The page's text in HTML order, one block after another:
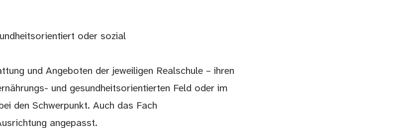
oder sozial
und Angeboten der jeweiligen Realschule – ihren
und gesundheitsorientierten Feld oder im
den Schwerpunkt. Auch das Fach
angepasst.